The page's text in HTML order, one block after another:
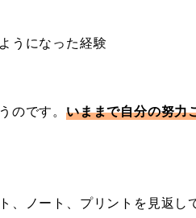
うになった経験
のです。 いままで自分の努力
、ノート、プリントを見返し